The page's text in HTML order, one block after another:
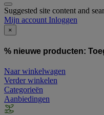
Suggested site content and
Mijn account Inloggen
×
% nieuwe producten:
Naar winkelwagen
Verder winkelen
Categorieën
Aanbiedingen